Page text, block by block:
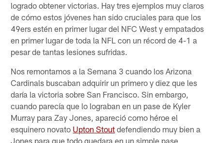
logrado obtener victorias. Hay tres ejemplos muy claros
de cómo estos jóvenes han sido cruciales para que los
49ers estén en primer lugar del NFC West y empatados
en primer lugar de toda la NFL con un récord de 4-1 a
pesar de tantas lesiones sufridas.
Nos remontamos a la Semana 3 cuando los Arizona
Cardinals buscaban adquirir un primero y diez que les
daría la victoria sobre San Francisco. Sin embargo,
cuando parecía que lo lograban en un pase de Kyler
Murray para Zay Jones, apareció como héroe el
esquinero novato Upton Stout defendiendo muy bien a
Jones para que todo quedara en un simple pase